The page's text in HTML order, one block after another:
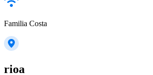
Familia Costa
rioa